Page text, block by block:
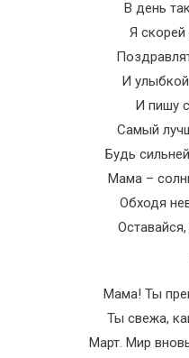
В день
Я
И
И пишу
Самый
Будь
Мама –
Обходя
Мама! Ты
Ты свежа,
Март. Мир